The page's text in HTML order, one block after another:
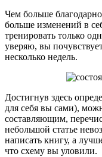
Чем больше
больше изменений в
тренировать только
уверяю, вы
несколько недель.
Достигнув здесь
для себя вы сами),
составляющим,
небольшой статье
написать книгу, а
что схему вы уловили.